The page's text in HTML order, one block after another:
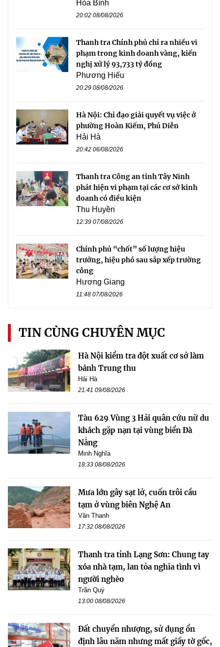
Hòa Bình
20:02 08/08/2026
Thanh tra Chính phủ chỉ ra nhiều vi
phạm trong kinh doanh vàng, kiến
nghị xử lý 93,733 tỷ đồng
Phương Hiếu
20:29 08/08/2026
Hà Nội: Chỉ đạo giải quyết vụ việc ở
phường Hoàn Kiếm, Phú Diễn
Hải Hà
20:42 06/08/2026
Thanh tra Công an tỉnh Tây Ninh
phát hiện vi phạm tại các cơ sở kinh
doanh có điều kiện
Thu Huyền
12:39 07/08/2026
Chính phủ “chốt” số lượng hiệu
trưởng, hiệu phó sau sắp xếp trường
công
Hương Giang
11:48 07/08/2026
TIN CÙNG CHUYÊN MỤC
Hà Nội kiểm tra đột xuất cơ sở làm
bánh Trung thu
Hải Hà
21:41 09/08/2026
Tàu 629 Vùng 3 Hải quân cứu nữ du
khách gặp nạn tại vùng biển Đà
Nẵng
Minh Nghĩa
18:33 08/08/2026
Mưa lớn gây sạt lở, cuốn trôi cầu
tạm ở vùng biên Nghệ An
Văn Thanh
17:32 08/08/2026
Thanh tra tỉnh Lạng Sơn: Chung tay
xóa nhà tạm, lan tỏa nghĩa tình vì
người nghèo
Trần Quý
13:00 08/08/2026
Đất chuyển nhượng, sử dụng ổn
định lâu năm nhưng mất giấy tờ gốc,